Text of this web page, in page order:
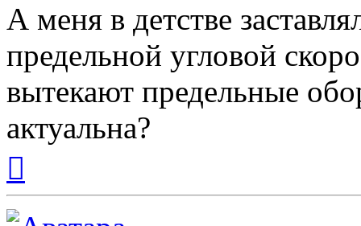
А меня в детстве
предельной угловой
вытекают предельные
актуальна?
началу